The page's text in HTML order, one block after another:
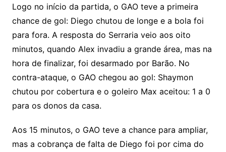
Logo no início da partida, o GAO teve a primeira
chance de gol: Diego chutou de longe e a bola foi
para fora. A resposta do Serraria veio aos oito
minutos, quando Alex invadiu a grande área, mas na
hora de finalizar, foi desarmado por Barão. No
contra-ataque, o GAO chegou ao gol: Shaymon
chutou por cobertura e o goleiro Max aceitou: 1 a 0
para os donos da casa.
Aos 15 minutos, o GAO teve a chance para ampliar,
mas a cobrança de falta de Diego foi por cima do